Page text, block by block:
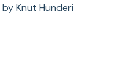
byKnut Hunderi